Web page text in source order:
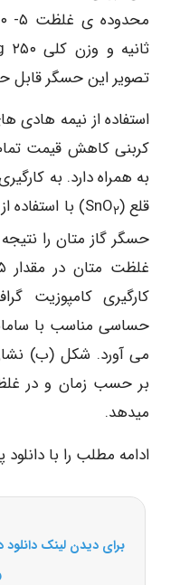
تصویر این حسگر قابل
استفاده از نیمه هادی
کربنی کاهش قیمت
به همراه دارد. به
قلع (SnO۲
) با استفاده
حسگر گاز متان را
کارگیری کامپوزیت
حساسی مناسب با
می آورد. شکل (ب)
بر حسب زمان و در
میدهد.
ادامه مطلب را با
برای دیدن لینک